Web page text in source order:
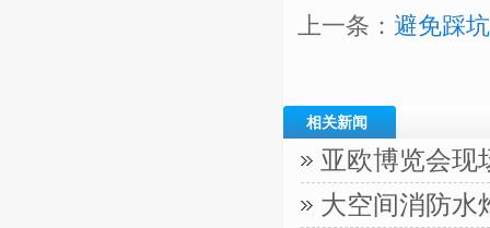
上一条： 避免踩
相关新闻
亚欧博览会现
大空间消防水